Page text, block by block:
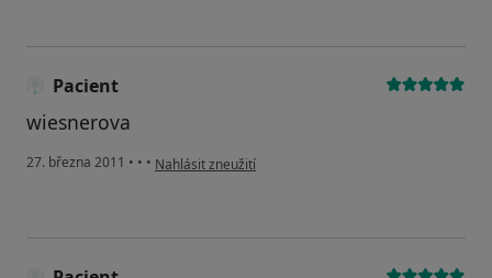
Pacient
wiesnerova
27. března 2011 • • • podle názoru uživatele Pacient
Nahlásit zneužití